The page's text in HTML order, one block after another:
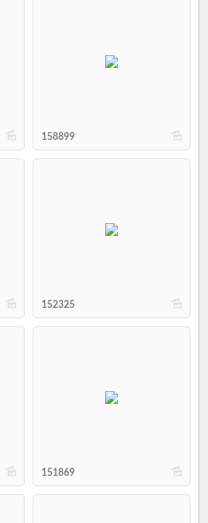
b b
158899
b b
152325
b b
151869